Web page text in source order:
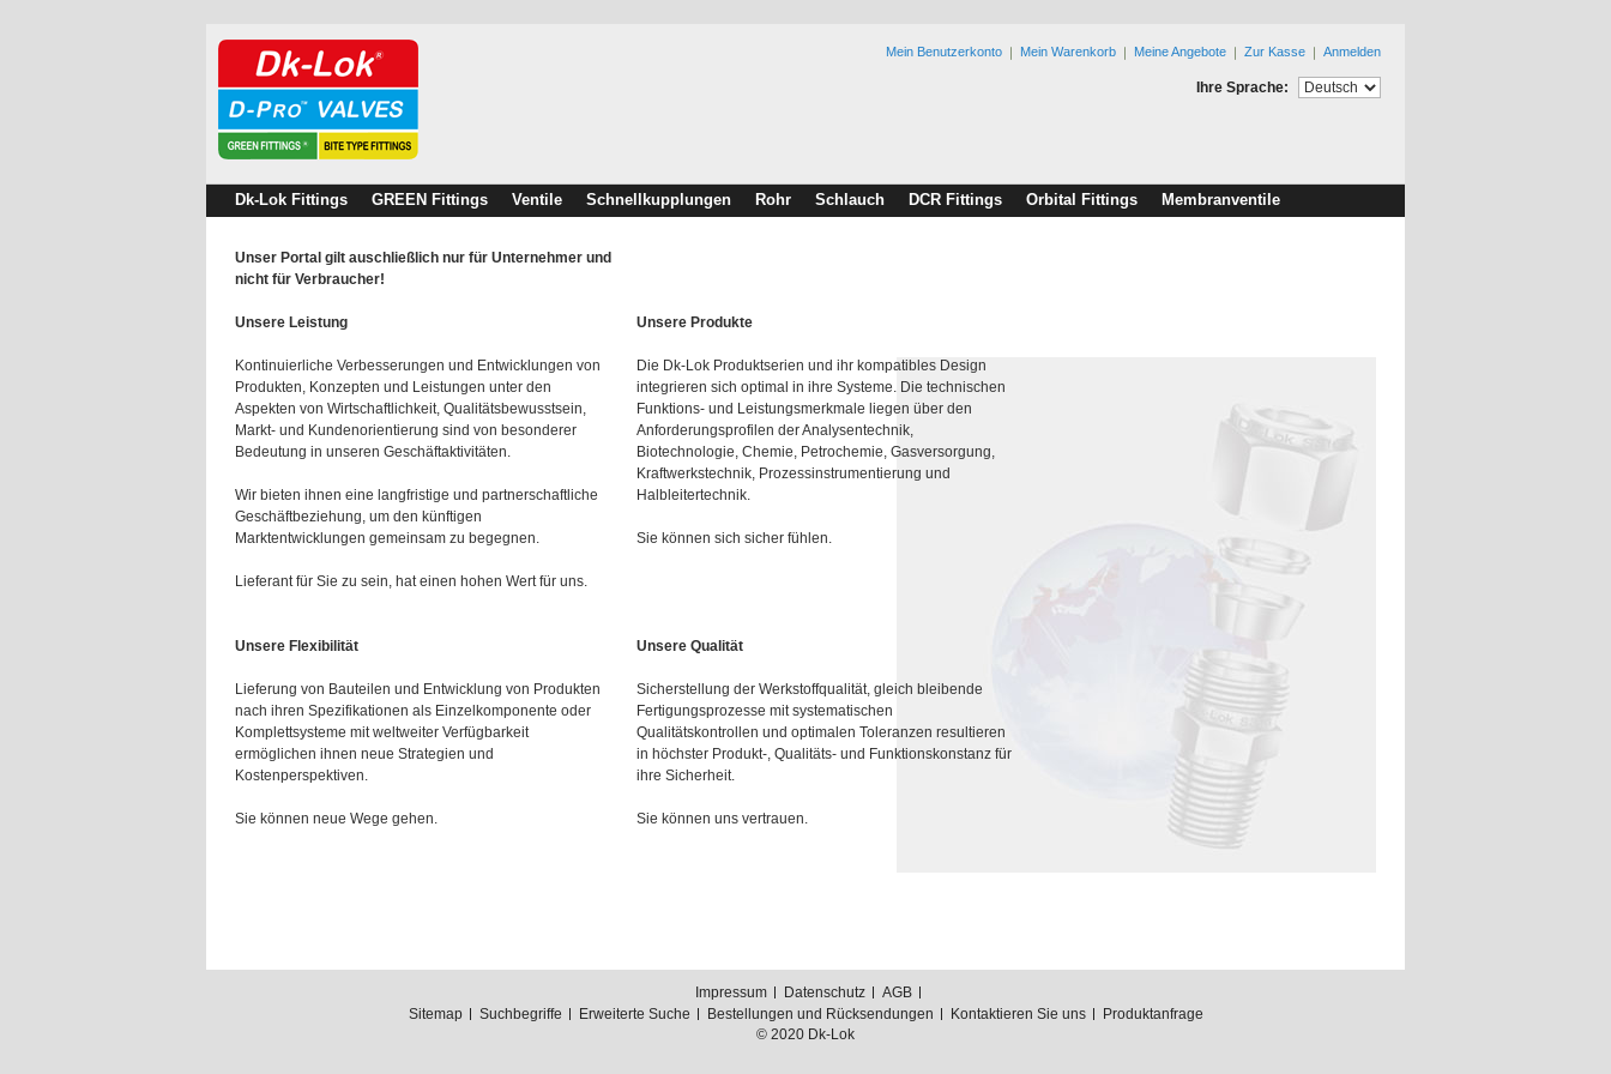
Mein Benutzerkonto Mein Warenkorb Meine Angebote Zur Kasse Anmelden
Ihre Sprache:
Dk-Lok Fittings GREEN Fittings Ventile Schnellkupplungen Rohr Schlauch DCR Fittings Orbital Fittings Membranventile
Unser Portal gilt auschließlich nur für Unternehmer und
nicht für Verbraucher!
Unsere Leistung
Kontinuierliche Verbesserungen und Entwicklungen von
Produkten, Konzepten und Leistungen unter den
Aspekten von Wirtschaftlichkeit, Qualitätsbewusstsein,
Markt- und Kundenorientierung sind von besonderer
Bedeutung in unseren Geschäftaktivitäten.
Wir bieten ihnen eine langfristige und partnerschaftliche
Geschäftbeziehung, um den künftigen
Marktentwicklungen gemeinsam zu begegnen.
Lieferant für Sie zu sein, hat einen hohen Wert für uns.
Unsere Produkte
Die Dk-Lok Produktserien und ihr kompatibles Design
integrieren sich optimal in ihre Systeme. Die technischen
Funktions- und Leistungsmerkmale liegen über den
Anforderungsprofilen der Analysentechnik,
Biotechnologie, Chemie, Petrochemie, Gasversorgung,
Kraftwerkstechnik, Prozessinstrumentierung und
Halbleitertechnik.
Sie können sich sicher fühlen.
Unsere Flexibilität
Lieferung von Bauteilen und Entwicklung von Produkten
nach ihren Spezifikationen als Einzelkomponente oder
Komplettsysteme mit weltweiter Verfügbarkeit
ermöglichen ihnen neue Strategien und
Kostenperspektiven.
Sie können neue Wege gehen.
Unsere Qualität
Sicherstellung der Werkstoffqualität, gleich bleibende
Fertigungsprozesse mit systematischen
Qualitätskontrollen und optimalen Toleranzen resultieren
in höchster Produkt-, Qualitäts- und Funktionskonstanz für
ihre Sicherheit.
Sie können uns vertrauen.
Impressum Datenschutz
AGB
Sitemap
Suchbegriffe Erweiterte Suche Bestellungen und Rücksendungen Kontaktieren Sie uns
Produktanfrage
© 2020 Dk-Lok